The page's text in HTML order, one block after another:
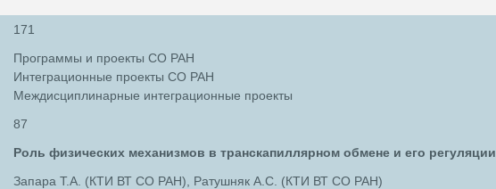
171
Программы и проекты СО РАН
Интеграционные проекты СО РАН
Междисциплинарные интеграционные проекты
87
Роль физических механизмов в транскапиллярном обмене и его регуляции
Запара Т.А. (КТИ ВТ СО РАН), Ратушняк А.С. (КТИ ВТ СО РАН)